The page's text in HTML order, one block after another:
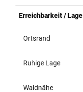
Erreichbarkeit / Lage
Ortsrand
Ruhige Lage
Waldnähe